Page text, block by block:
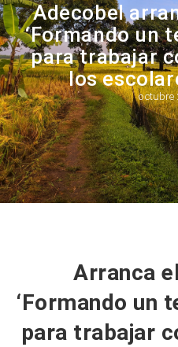
Adecobel
‘Formando un
para trabajar
los
octubre
Arranca
‘Formando un
para trabajar